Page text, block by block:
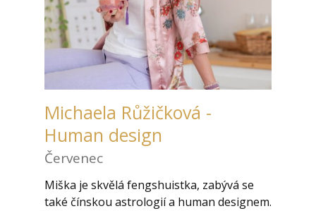
Michaela Růžičková -
Human design
Červenec
Miška je skvělá fengshuistka, zabývá se
také čínskou astrologií a human designem.